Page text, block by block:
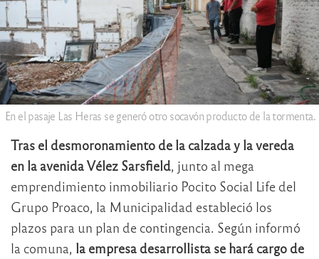
En el pasaje Las Heras se generó otro socavón producto de la tormenta.
Tras el desmoronamiento de la calzada y la vereda
en la avenida Vélez Sarsfield, junto al mega
emprendimiento inmobiliario Pocito Social Life del
Grupo Proaco, la Municipalidad estableció los
plazos para un plan de contingencia. Según informó
la comuna, la empresa desarrollista se hará cargo de